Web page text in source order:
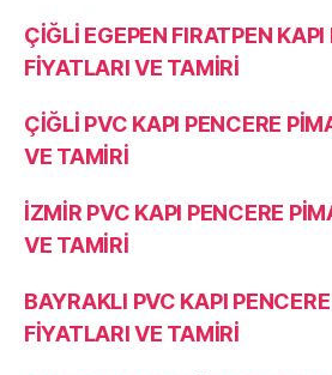
ÇİĞLİ EGEPEN FIRATPEN KAPI
FİYATLARI VE TAMİRİ
ÇİĞLİ PVC KAPI PENCERE
VE TAMİRİ
İZMİR PVC KAPI PENCERE
VE TAMİRİ
BAYRAKLI PVC KAPI
FİYATLARI VE TAMİRİ